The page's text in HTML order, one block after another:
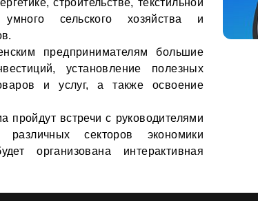
строительстве, текстильной
сельского хозяйства и
предпринимателям большие
установление полезных
и услуг, а также освоение
пройдут встречи с руководителями
секторов экономики
организована интерактивная